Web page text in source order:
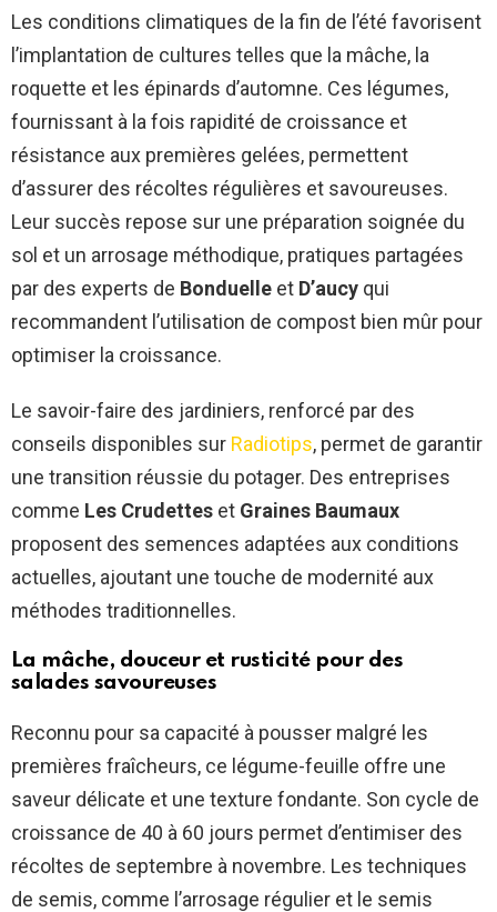
Les conditions climatiques de la fin de l’été favorisent
l’implantation de cultures telles que la mâche, la
roquette et les épinards d’automne. Ces légumes,
fournissant à la fois rapidité de croissance et
résistance aux premières gelées, permettent
d’assurer des récoltes régulières et savoureuses.
Leur succès repose sur une préparation soignée du
sol et un arrosage méthodique, pratiques partagées
par des experts de Bonduelle et D’aucy qui
recommandent l’utilisation de compost bien mûr pour
optimiser la croissance.
Le savoir-faire des jardiniers, renforcé par des
conseils disponibles sur Radiotips, permet de garantir
une transition réussie du potager. Des entreprises
comme Les Crudettes et Graines Baumaux
proposent des semences adaptées aux conditions
actuelles, ajoutant une touche de modernité aux
méthodes traditionnelles.
La mâche, douceur et rusticité pour des
salades savoureuses
Reconnu pour sa capacité à pousser malgré les
premières fraîcheurs, ce légume-feuille offre une
saveur délicate et une texture fondante. Son cycle de
croissance de 40 à 60 jours permet d’entimiser des
récoltes de septembre à novembre. Les techniques
de semis, comme l’arrosage régulier et le semis